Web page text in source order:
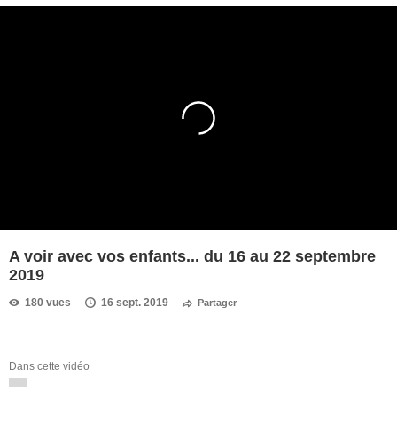
A voir avec vos enfants... du 16 au 22 septembre
2019
180 vues 16 sept. 2019 Partager
Dans cette vidéo